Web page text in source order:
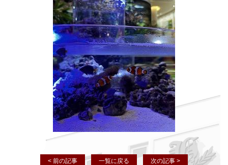
< 前の記事 一覧に戻る 次の記事 >